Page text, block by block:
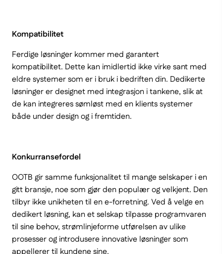
Kompatibilitet
Ferdige løsninger kommer med garantert
kompatibilitet. Dette kan imidlertid ikke virke sant med
eldre systemer som er i bruk i bedriften din. Dedikerte
løsninger er designet med integrasjon i tankene, slik at
de kan integreres sømløst med en klients systemer
både under design og i fremtiden.
Konkurransefordel
OOTB gir samme funksjonalitet til mange selskaper i en
gitt bransje, noe som gjør den populær og velkjent. Den
tilbyr ikke unikheten til en e-forretning. Ved å velge en
dedikert løsning, kan et selskap tilpasse programvaren
til sine behov, strømlinjeforme utførelsen av ulike
prosesser og introdusere innovative løsninger som
appellerer til kundene sine.